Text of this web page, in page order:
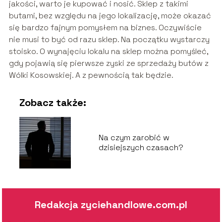
jakości, warto je kupować i nosić. Sklep z takimi
butami, bez względu na jego lokalizację, może okazać
się bardzo fajnym pomysłem na biznes. Oczywiście
nie musi to być od razu sklep. Na początku wystarczy
stoisko. O wynajęciu lokalu na sklep można pomyśleć,
gdy pojawią się pierwsze zyski ze sprzedaży butów z
Wólki Kosowskiej. A z pewnością tak będzie.
Zobacz także:
Na czym zarobić w
dzisiejszych czasach?
Redakcja zyciehandlowe.com.pl